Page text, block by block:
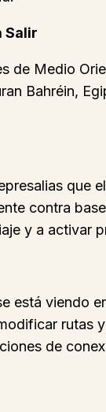
Salir
de Medio
Bahréin,
que
contra
y a
está viendo
rutas
de